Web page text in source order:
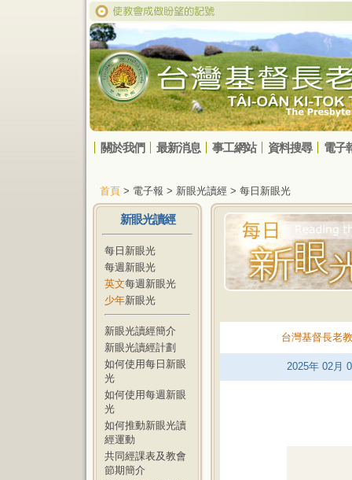
關於我們 最新消息 事工網站 資料搜尋 電子
首頁 > 電子報 > 新眼光讀經 > 每日新眼光
新眼光讀經
每日新眼光
每週新眼光
英文每週新眼光
少年新眼光
新眼光讀經簡介
新眼光讀經計劃
如何使用每日新眼
光
如何使用每週新眼
光
如何推動新眼光讀
經運動
共同經課表及教會
節期簡介
台灣基督長老
2025年 02月